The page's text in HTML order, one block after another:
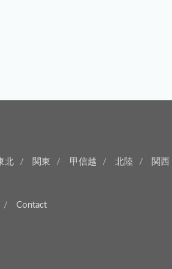
北 関東 甲信越 北陸
関西
Contact